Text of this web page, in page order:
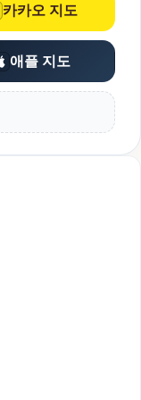
카카오 지도
애플 지도